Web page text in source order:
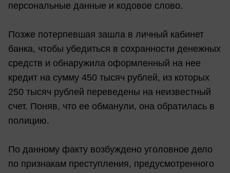
персональные данные и кодовое слово.
Позже потерпевшая зашла в личный кабинет
банка, чтобы убедиться в сохранности денежных
средств и обнаружила оформленный на нее
кредит на сумму 450 тысяч рублей, из которых
250 тысяч рублей переведены на неизвестный
счет. Поняв, что ее обманули, она обратилась в
полицию.
По данному факту возбуждено уголовное дело
по признакам преступления, предусмотренного